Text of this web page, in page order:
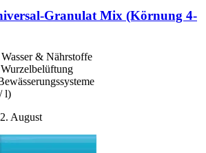
​Granulat Mix (Körnung 4-​
& Nährstoffe
l)
August